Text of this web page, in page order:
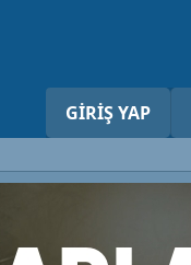
GIRIŞ YAP